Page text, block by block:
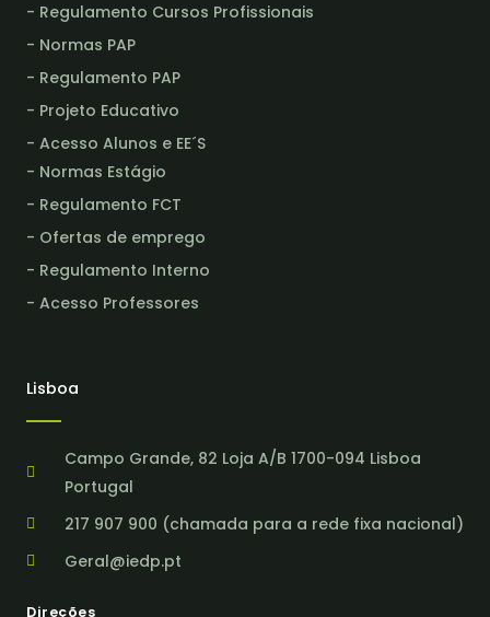
- Regulamento Cursos Profissionais
- Normas PAP
- Regulamento PAP
- Projeto Educativo
- Acesso Alunos e EE´S
- Normas Estágio
- Regulamento FCT
- Ofertas de emprego
- Regulamento Interno
- Acesso Professores
Lisboa
Campo Grande, 82 Loja A/B 1700-094 Lisboa
Portugal
217 907 900 (chamada para a rede fixa nacional)
Geral@iedp.pt
Direções